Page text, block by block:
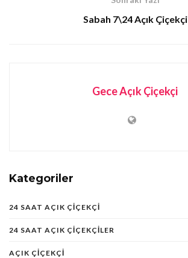
Sabah 7\24 Açık Çiçekçi
Gece Açık Çiçekçi
Kategoriler
24 SAAT AÇIK ÇIÇEKÇI
24 SAAT AÇIK ÇIÇEKÇILER
AÇIK ÇIÇEKÇI